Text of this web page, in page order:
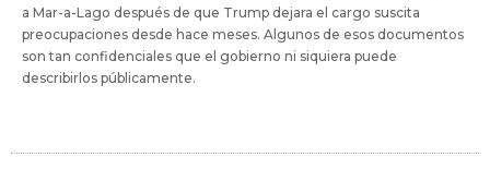
a Mar-a-Lago después de que Trump dejara el cargo suscita
preocupaciones desde hace meses. Algunos de esos documentos
son tan confidenciales que el gobierno ni siquiera puede
describirlos públicamente.